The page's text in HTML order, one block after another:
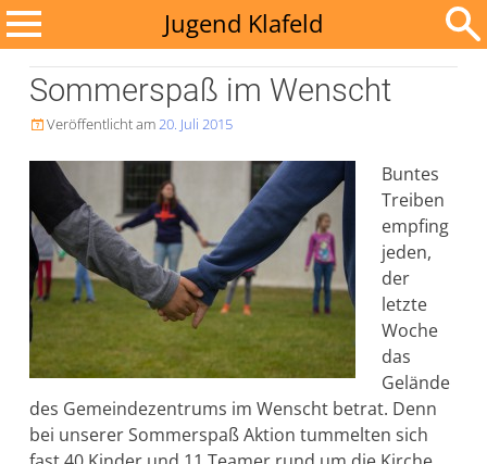
Zum
Inhalt
springen
Jugend Klafeld
Suchen
nach:Sommerspaß im Wenscht
Veröffentlicht am20. Juli 2015
Buntes
Treiben
empfing
jeden,
der
letzte
Woche
das
Gelände
des Gemeindezentrums im Wenscht betrat. Denn
bei unserer Sommerspaß Aktion tummelten sich